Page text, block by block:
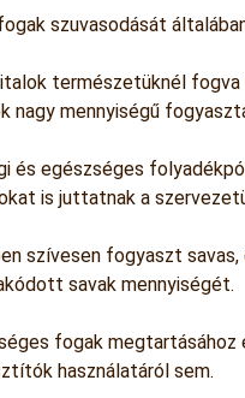
szuvasodását
természetüknél
nagy mennyiségű
és egészséges
is juttatnak a
szívesen fogyaszt
savak mennyiségét.
fogak megtartásához
használatáról sem.